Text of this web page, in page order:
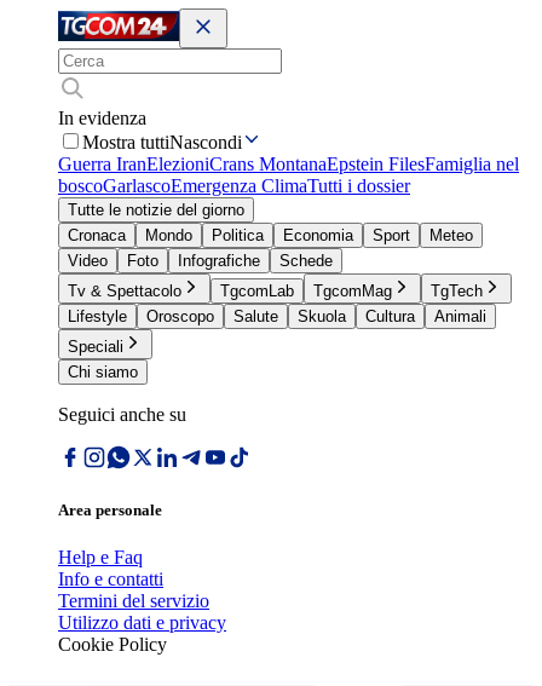
In evidenza
Mostra tuttiNascondi
Guerra IranElezioniCrans MontanaEpstein FilesFamiglia nel
boscoGarlascoEmergenza ClimaTutti i dossier
Tutte le notizie del giorno
Cronaca
Mondo Politica Economia Sport
Meteo
Video
Foto Infografiche
Schede
Tv & Spettacolo
TgcomLab TgcomMag
TgTech
Lifestyle
Oroscopo Salute Skuola Cultura
Animali
Speciali
Chi siamo
Seguici anche su
Area personale
Help e Faq
Info e contatti
Termini del servizio
Utilizzo dati e privacy
Cookie Policy